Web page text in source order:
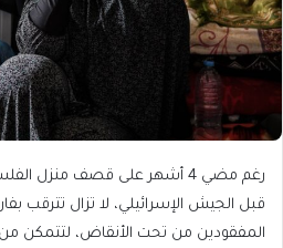
رغم مضي 4 أشهر على قصف منزل
قبل الجيش الإسرائيلي، لا تزال تترقب
المفقودين من تحت الأنقاض، لتتمكن